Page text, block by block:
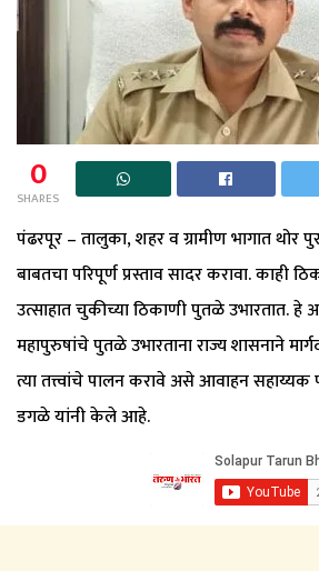
0
SHARES
पंढरपूर – तालुका, शहर व ग्रामीण भागात थोर
बाबतचा परिपूर्ण प्रस्ताव सादर करावा. काही
उत्साहात चुकीच्या ठिकाणी पुतळे उभारतात.
महापुरुषांचे पुतळे उभारताना राज्य शासनाने
त्या तत्त्वांचे पालन करावे असे आवाहन सहाय्यक
डगळे यांनी केले आहे.